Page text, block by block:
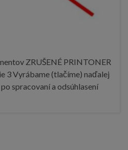
ZRUŠENÉ PRINTONER
3 Vyrábame (tlačíme) naďalej
spracovaní a odsúhlasení